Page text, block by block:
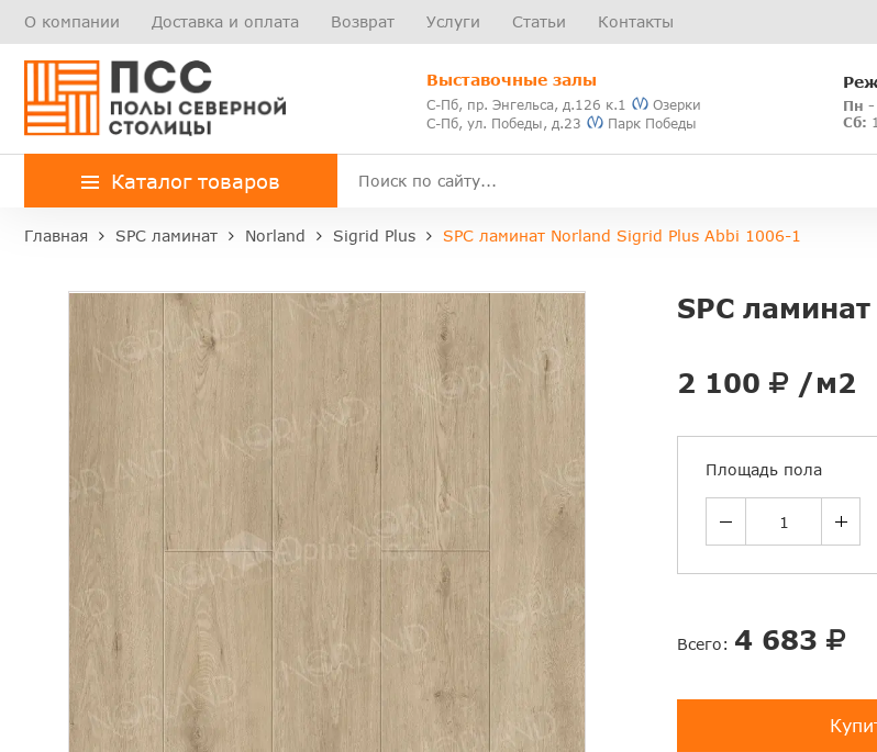
О компании Доставка и оплата Возврат Услуги Статьи Контакты
Выставочные залы
С-Пб, пр. Энгельса, д.126 к.1
Озерки
С-Пб, ул. Победы, д.23
Парк Победы
Пн -
Сб:
Каталог товаров
Главная SPC ламинат Norland Sigrid Plus SPC ламинат Norland Sigrid Plus Abbi 1006-1
SPC
2 100 /м2
Площадь пола
Всего: 4 683